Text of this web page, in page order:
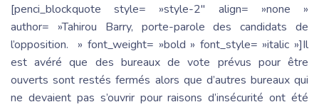
[penci_blockquote style= »style-2″ align= »none »
author= »Tahirou Barry, porte-parole des candidats de
l’opposition. » font_weight= »bold » font_style= »italic »]Il
est avéré que des bureaux de vote prévus pour être
ouverts sont restés fermés alors que d’autres bureaux qui
ne devaient pas s’ouvrir pour raisons d’insécurité ont été